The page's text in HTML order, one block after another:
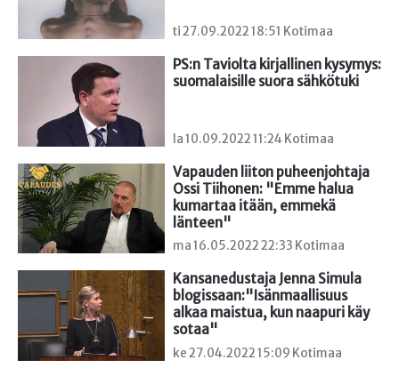
ti 27.09.2022 18:51 Kotimaa
PS:n Taviolta kirjallinen kysymys:
suomalaisille suora sähkötuki
la 10.09.2022 11:24 Kotimaa
Vapauden liiton puheenjohtaja
Ossi Tiihonen: "Emme halua
kumartaa itään, emmekä
länteen"
ma 16.05.2022 22:33 Kotimaa
Kansanedustaja Jenna Simula
blogissaan:"Isänmaallisuus
alkaa maistua, kun naapuri käy
sotaa"
ke 27.04.2022 15:09 Kotimaa